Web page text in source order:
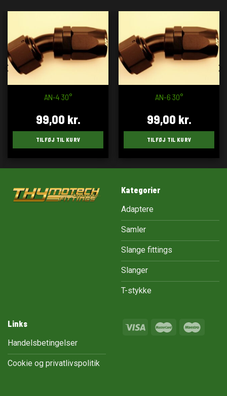
AN-4 30°
99,00 kr.
TILFØJ TIL KURV
AN-6 30°
99,00 kr.
TILFØJ TIL KURV
Kategorier
Adaptere
Samler
Slange fittings
Slanger
T-stykke
Links
Handelsbetingelser
Cookie og privatlivspolitik